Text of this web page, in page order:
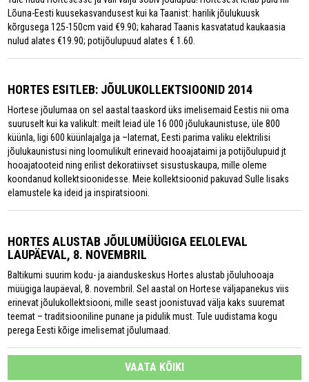
Lõuna-Eesti kuusekasvandusest kui ka Taanist: harilik jõulukuusk
kõrgusega 125-150cm vaid €9.90; kaharad Taanis kasvatatud kaukaasia
nulud alates €19.90; potijõulupuud alates € 1.60.
HORTES ESITLEB: JÕULUKOLLEKTSIOONID 2014
Hortese jõulumaa on sel aastal taaskord üks imelisemaid Eestis nii oma
suuruselt kui ka valikult: meilt leiad üle 16 000 jõulukaunistuse, üle 800
küünla, ligi 600 küünlajalga ja –laternat, Eesti parima valiku elektrilisi
jõulukaunistusi ning loomulikult erinevaid hooajataimi ja potijõulupuid jt
hooajatooteid ning erilist dekoratiivset sisustuskaupa, mille oleme
koondanud kollektsioonidesse. Meie kollektsioonid pakuvad Sulle lisaks
elamustele ka ideid ja inspiratsiooni.
HORTES ALUSTAB JÕULUMÜÜGIGA EELOLEVAL
LAUPÄEVAL, 8. NOVEMBRIL
Baltikumi suurim kodu- ja aianduskeskus Hortes alustab jõuluhooaja
müügiga laupäeval, 8. novembril. Sel aastal on Hortese väljapanekus viis
erinevat jõulukollektsiooni, mille seast joonistuvad välja kaks suuremat
teemat – traditsiooniline punane ja pidulik must. Tule uudistama kogu
perega Eesti kõige imelisemat jõulumaad.
VAATA KÕIKI